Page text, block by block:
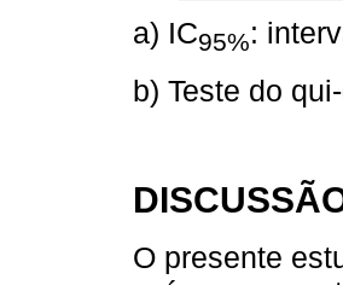
a) IC95%:
b) Teste do
O presente